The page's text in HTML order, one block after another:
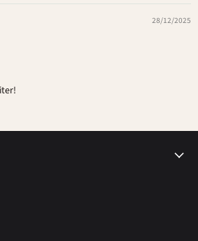
28/12/2025